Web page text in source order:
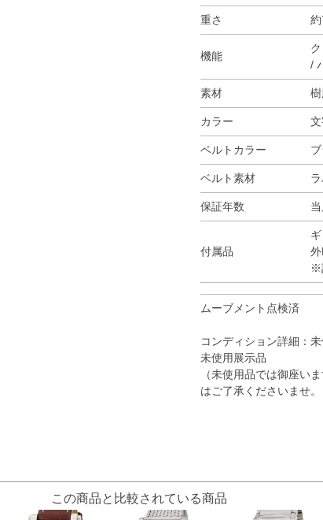
重さ
機能
/
素材
カラー
ベルトカラー
ベルト素材
保証年数
付属品
※
ムーブメント点検済
コンディション詳細：
未使用展示品
（未使用品では御座い
はご了承くださいませ。
この商品と比較されている商品